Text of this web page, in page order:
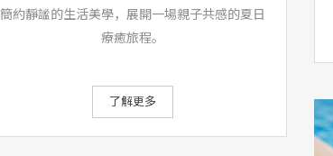
簡約靜謐的生活美學，展開一場親子共感的夏日
療癒旅程。
了解更多